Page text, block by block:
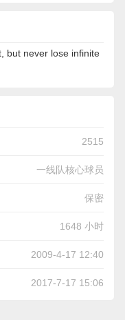
but never lose infinite
2515
一线队核心球员
保密
1648 小时
2009-4-17 12:40
2017-7-17 15:06